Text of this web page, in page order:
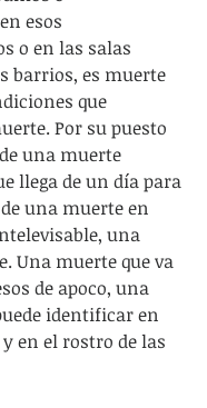
esos
o en las salas
barrios, es muerte
que
Por su puesto
una muerte
llega de un día para
una muerte en
una
Una muerte que va
de apoco, una
identificar en
en el rostro de las